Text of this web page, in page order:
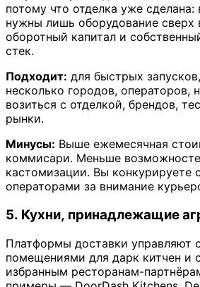
потому что отделка уже
нужны лишь оборудование сверх
оборотный капитал и
стек.
Подходит: для быстрых
несколько городов, операторов,
возиться с отделкой, брендов,
рынки.
Минусы: Выше ежемесячная
коммисари. Меньше
кастомизации. Вы конкурируете
операторами за внимание
5. Кухни, принадлежащие
Платформы доставки управляют
помещениями для дарк китчен и
избранным ресторанам-